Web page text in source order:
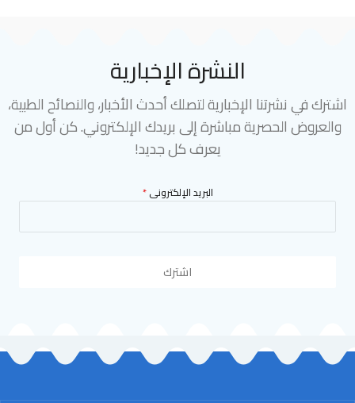
النشرة الإخبارية
اشترك في نشرتنا الإخبارية لتصلك أحدث الأخبار، والنصائح الطبية،
والعروض الحصرية مباشرة إلى بريدك الإلكتروني. كن أول من
يعرف كل جديد!
البريد الإلكترونى*
اشترك